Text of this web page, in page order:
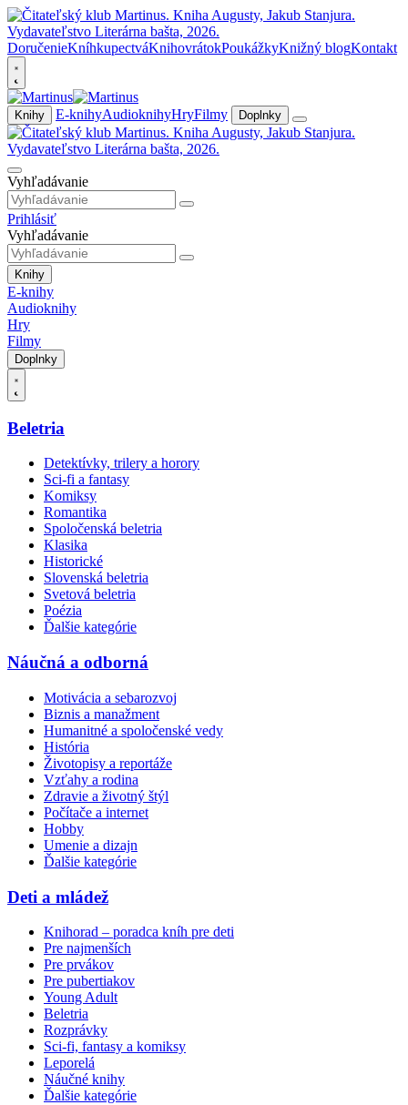
DoručenieKníhkupectváKnihovrátokPoukážkyKnižný blogKontakt
Knihy E-knihyAudioknihyHryFilmy Doplnky
Vyhľadávanie
Prihlásiť
Vyhľadávanie
Knihy
E-knihy
Audioknihy
Hry
Filmy
Doplnky
Beletria
Detektívky, trilery a horory
Sci-fi a fantasy
Komiksy
Romantika
Spoločenská beletria
Klasika
Historické
Slovenská beletria
Svetová beletria
Poézia
Ďalšie kategórie
Náučná a odborná
Motivácia a sebarozvoj
Biznis a manažment
Humanitné a spoločenské vedy
História
Životopisy a reportáže
Vzťahy a rodina
Zdravie a životný štýl
Počítače a internet
Hobby
Umenie a dizajn
Ďalšie kategórie
Deti a mládež
Knihorad – poradca kníh pre deti
Pre najmenších
Pre prvákov
Pre pubertiakov
Young Adult
Beletria
Rozprávky
Sci-fi, fantasy a komiksy
Leporelá
Náučné knihy
Ďalšie kategórie